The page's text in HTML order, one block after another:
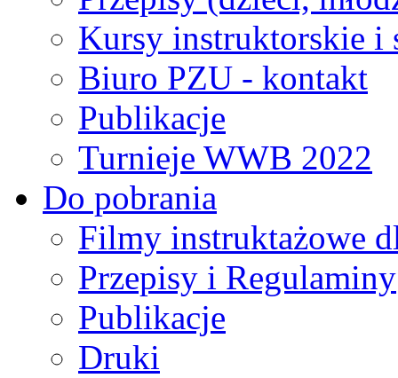
Kursy instruktorskie i
Biuro PZU - kontakt
Publikacje
Turnieje WWB 2022
Do pobrania
Filmy instruktażowe
Przepisy i Regulaminy
Publikacje
Druki